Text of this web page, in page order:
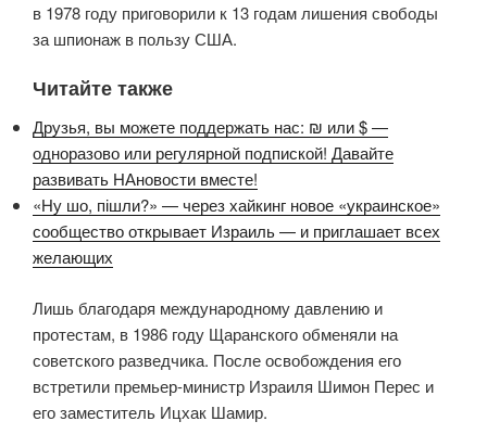
в 1978 году приговорили к 13 годам лишения свободы
за шпионаж в пользу США.
Читайте также
Друзья, вы можете поддержать нас: ₪ или $ —
одноразово или регулярной подпиской! Давайте
развивать НАновости вместе!
«Ну шо, пішли?» — через хайкинг новое «украинское»
сообщество открывает Израиль — и приглашает всех
желающих
Лишь благодаря международному давлению и
протестам, в 1986 году Щаранского обменяли на
советского разведчика. После освобождения его
встретили премьер-министр Израиля Шимон Перес и
его заместитель Ицхак Шамир.